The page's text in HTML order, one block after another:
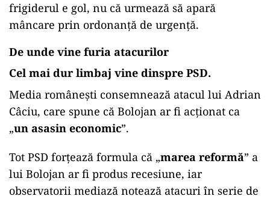
frigiderul e gol, nu că urmează să apară
mâncare prin ordonanță de urgență.
De unde vine furia atacurilor
Cel mai dur limbaj vine dinspre PSD.
Media românești consemnează atacul lui Adrian
Câciu, care spune că Bolojan ar fi acționat ca
„un asasin economic”.
Tot PSD forțează formula că „marea reformă” a
lui Bolojan ar fi produs recesiune, iar
observatorii mediază notează atacuri în serie de